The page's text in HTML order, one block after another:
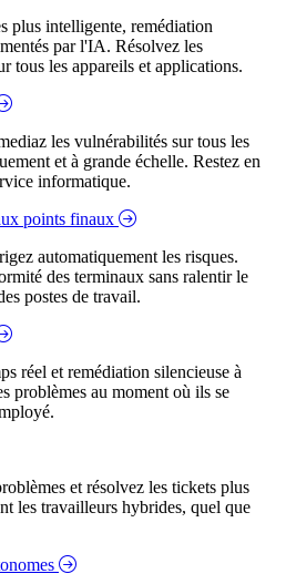
plus intelligente, remédiation
par l'IA. Résolvez les
tous les appareils et applications.
les vulnérabilités sur tous les
et à grande échelle. Restez en
informatique.
points finaux
automatiquement les risques.
des terminaux sans ralentir le
postes de travail.
réel et remédiation silencieuse à
problèmes au moment où ils se
et résolvez les tickets plus
les travailleurs hybrides, quel que